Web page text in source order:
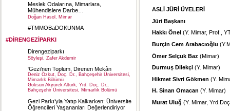
Meslek Odalarına, Mimarlara,
Mühendislere Darbe…
Doğan Hasol, Mimar
#TMMOBaDOKUNMA
#DİRENGEZİPARKI
Direngeziparkı
Söyleşi, Zafer Akdemir
‘Gezi’nen Toplum, Direnen Mekân
Deniz Özkut, Doç. Dr., Bahçeşehir Üniversitesi,
Mimarlık Bölümü
Göksun Akyürek Altürk, Yrd. Doç. Dr.,
Bahçeşehir Üniversitesi, Mimarlık Bölümü
Gezi Parkı’yla Yatıp Kalkarken: Üniversite
Öğrencileri Yaşananları Değerlendiriyor
ASLİ JÜRİ ÜYELERİ
Jüri Başkanı
Hakkı Önel (Y. Mimar, Prof.,
Burçin Cem Arabacıoğlu
Ömer Selçuk Baz (Mimar)
Durmuş Dilekçi (Y. Mimar)
Hikmet Sivri Gökmen (Y.
H. Sinan Omacan (Y. Mimar)
Murat Uluğ (Y. Mimar,